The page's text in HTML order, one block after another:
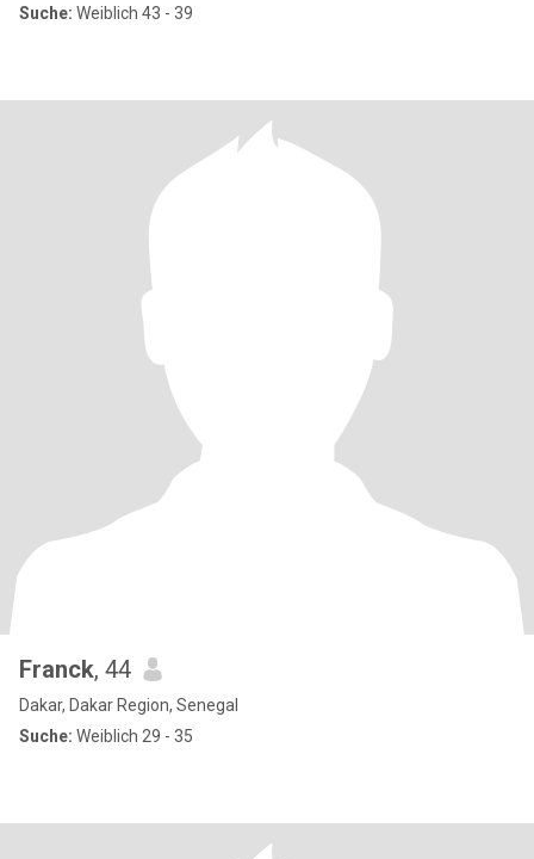
Suche: Weiblich 43 - 39
Franck, 44
Dakar, Dakar Region, Senegal
Suche: Weiblich 29 - 35